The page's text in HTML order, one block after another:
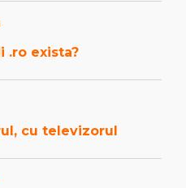
.ro exista?
cu televizorul